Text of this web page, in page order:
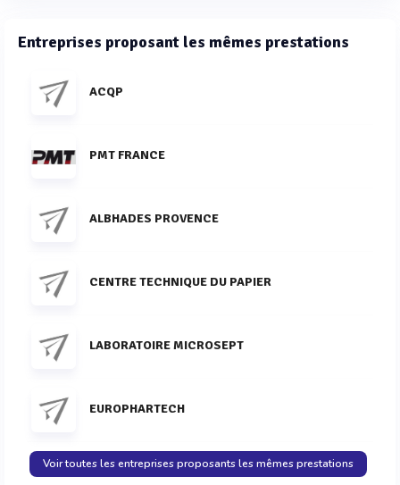
Entreprises proposant les mêmes prestations
ACQP
PMT FRANCE
ALBHADES PROVENCE
CENTRE TECHNIQUE DU PAPIER
LABORATOIRE MICROSEPT
EUROPHARTECH
Voir toutes les entreprises proposants les mêmes prestations